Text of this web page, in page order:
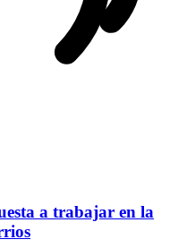
a trabajar en la